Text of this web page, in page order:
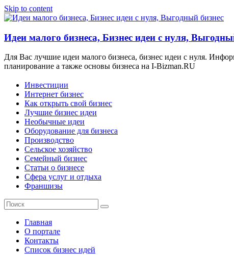
Skip to content
Идеи малого бизнеса, Бизнес идеи с нуля,
Для Вас лучшие идеи малого бизнеса, бизнес идеи с нуля.
планирование а также основы бизнеса на I-Bizman.RU
Инвестиции
Интернет бизнес
Как открыть свой бизнес
Лучшие бизнес идеи
Необычные идеи
Оборудование для бизнеса
Производство
Сельское хозяйство
Семейный бизнес
Статьи о бизнесе
Сфера услуг и отдыха
Франшизы
Главная
О портале
Контакты
Список бизнес идей